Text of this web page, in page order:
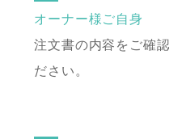
オーナー様ご自身
注文書の内容をご確
ださい。